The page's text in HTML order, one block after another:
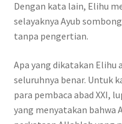
Dengan kata lain, Elihu
selayaknya Ayub
tanpa pengertian.
Apa yang dikatakan Elihu
seluruhnya benar. Untuk
para pembaca abad XXI,
yang menyatakan bahwa